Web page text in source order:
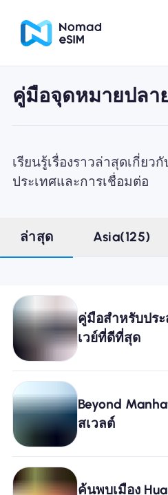
เข้าสู่ระบบ / ลง
ทำไมต้อง Nomad eSIM
การใช้ eSIM
สำหรับธุรกิจ
คู่มือจุดหมายปลา
เรียนรู้เรื่องราวล่าสุดเกี่ยว
ประเทศและการเชื่อมต่อ
ล่าสุด Asia(125)
คู่มือสำหรับปร
เวย์ที่ดีที่สุด
Beyond
สเวลต์
ค้นพบเมือง